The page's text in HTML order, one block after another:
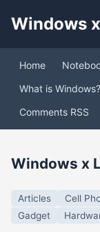
Windows
Home
What is Windows?
Comments RSS
Windows x
Articles Cell
Gadget